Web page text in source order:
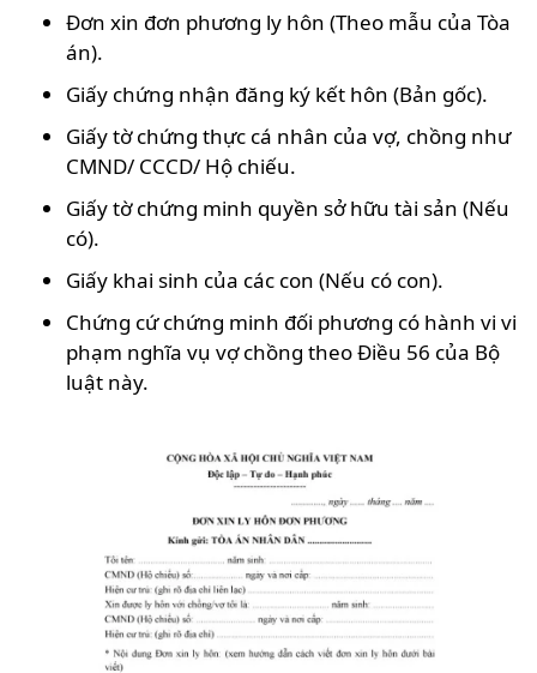
Đơn xin đơn phương ly hôn (Theo mẫu của Tòa
án).
Giấy chứng nhận đăng ký kết hôn (Bản gốc).
Giấy tờ chứng thực cá nhân của vợ, chồng như
CMND/ CCCD/ Hộ chiếu.
Giấy tờ chứng minh quyền sở hữu tài sản (Nếu
có).
Giấy khai sinh của các con (Nếu có con).
Chứng cứ chứng minh đối phương có hành vi vi
phạm nghĩa vụ vợ chồng theo Điều 56 của Bộ
luật này.